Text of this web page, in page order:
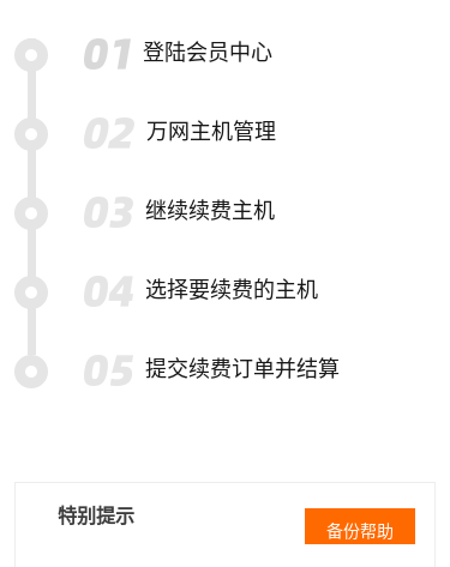
登陆会员中心
万网主机管理
继续续费主机
选择要续费的主机
提交续费订单并结算
特别提示
备份帮助